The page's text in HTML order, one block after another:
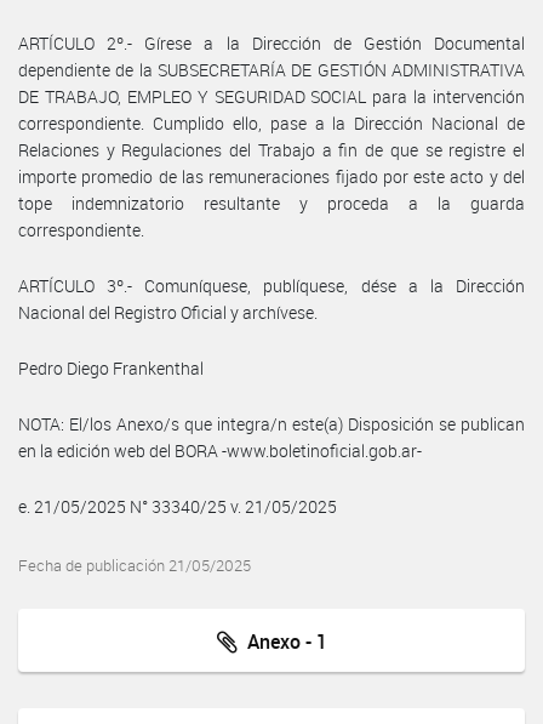
ARTÍCULO 2º.- Gírese a la Dirección de Gestión Documental
dependiente de la SUBSECRETARÍA DE GESTIÓN ADMINISTRATIVA
DE TRABAJO, EMPLEO Y SEGURIDAD SOCIAL para la intervención
correspondiente. Cumplido ello, pase a la Dirección Nacional de
Relaciones y Regulaciones del Trabajo a fin de que se registre el
importe promedio de las remuneraciones fijado por este acto y del
tope indemnizatorio resultante y proceda a la guarda
correspondiente.
ARTÍCULO 3º.- Comuníquese, publíquese, dése a la Dirección
Nacional del Registro Oficial y archívese.
Pedro Diego Frankenthal
NOTA: El/los Anexo/s que integra/n este(a) Disposición se publican
en la edición web del BORA -www.boletinoficial.gob.ar-
e. 21/05/2025 N° 33340/25 v. 21/05/2025
Fecha de publicación 21/05/2025
Anexo - 1